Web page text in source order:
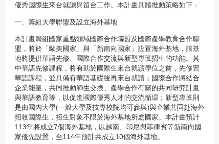
優秀國際生來台就讀與留台工作。本計畫具體推動策略如下：
一、籌組大學聯盟及設立海外基地
本計畫籌組國家重點領域國際合作聯盟及國際產學教育合作聯
盟，將於「歐美國家」與「新南向國家」設置海外基地，該基
地將提供華語先修、國際合作交流與新型專班招生的功能。其
中華語先修課程，將有助於國際生來台就讀學位之前，先修習
華語課程，並具備有華語基礎後再來台就讀；國際合作將結合
企業能量，共同推動師生交換、產學合作有關的共同研究計畫
與華語教育等，以促進國際優秀人才的交流循環；新型專班則
是由國內大學(一般大學及技專校院均可參與)與企業共同赴海外
招收國際生，招生對象不限於海外基地所處國家。本計畫預計
113年將成立7個海外基地，以越南、印尼與菲律賓等新南向國
家優先設置，至114年預計共成立10個海外基地。